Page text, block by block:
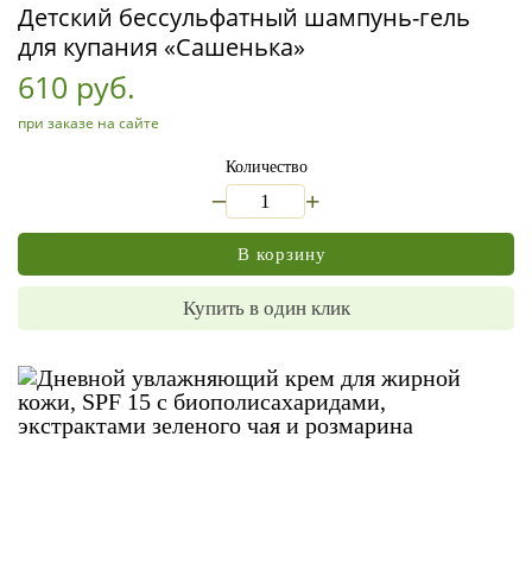
Детский бессульфатный шампунь-гель
для купания «Сашенька»
610 руб.
при заказе на сайте
Количество
+
В корзину
Купить в один клик